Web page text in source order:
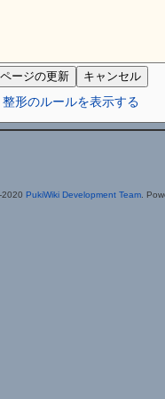
形のルールを表示する
PukiWiki Development Team.